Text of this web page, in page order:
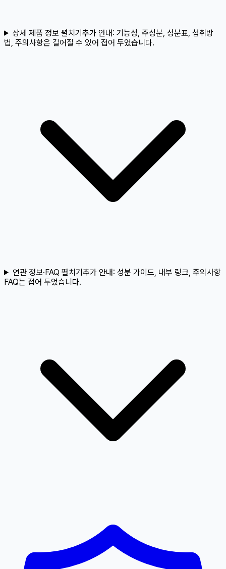
상세 제품 정보 펼치기추가 안내: 기능성, 주성분, 성분표, 섭취방
법, 주의사항은 길어질 수 있어 접어 두었습니다.
연관 정보·FAQ 펼치기추가 안내: 성분 가이드, 내부 링크, 주의사항
FAQ는 접어 두었습니다.